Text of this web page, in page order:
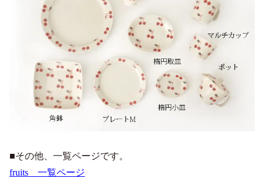
■その他、一覧ページです。
fruits 一覧ページ